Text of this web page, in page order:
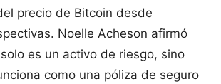
precio de Bitcoin desde
Noelle Acheson afirmó
es un activo de riesgo, sino
como una póliza de seguro